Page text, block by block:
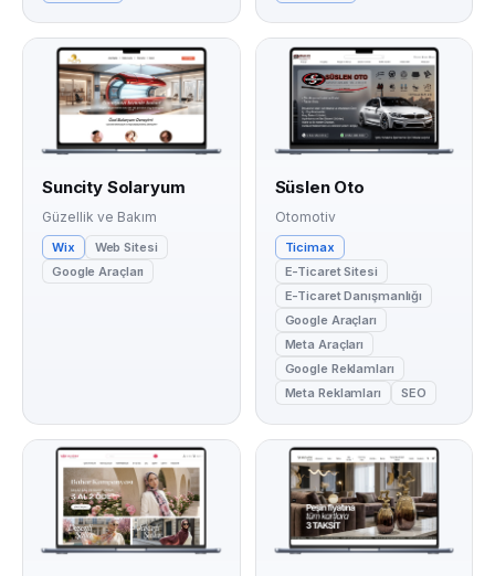
Suncity Solaryum
Güzellik ve Bakım
Wix
Web Sitesi
Google Araçları
Süslen Oto
Otomotiv
Ticimax
E-Ticaret Sitesi
E-Ticaret Danışmanlığı
Google Araçları
Meta Araçları
Google Reklamları
Meta Reklamları
SEO